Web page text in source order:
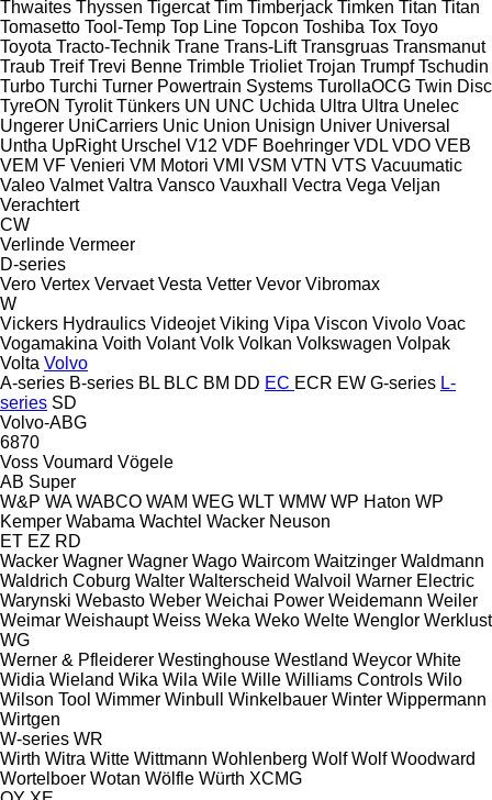
Thwaites Thyssen Tigercat Tim Timberjack Timken Titan Titan
Tomasetto Tool-Temp Top Line Topcon Toshiba Tox Toyo
Toyota Tracto-Technik Trane Trans-Lift Transgruas Transmanut
Traub Treif Trevi Benne Trimble Trioliet Trojan Trumpf Tschudin
Turbo Turchi Turner Powertrain Systems TurollaOCG Twin Disc
TyreON Tyrolit Tünkers UN UNC Uchida Ultra Ultra Unelec
Ungerer UniCarriers Unic Union Unisign Univer Universal
Untha UpRight Urschel V12 VDF Boehringer VDL VDO VEB
VEM VF Venieri VM Motori VMI VSM VTN VTS Vacuumatic
Valeo Valmet Valtra Vansco Vauxhall Vectra Vega Veljan
Verachtert
CW
Verlinde Vermeer
D-series
Vero Vertex Vervaet Vesta Vetter Vevor Vibromax
W
Vickers Hydraulics Videojet Viking Vipa Viscon Vivolo Voac
Vogamakina Voith Volant Volk Volkan Volkswagen Volpak
Volta Volvo
A-series B-series BL BLC BM DD EC ECR EW G-series L-
series SD
Volvo-ABG
6870
Voss Voumard Vögele
AB Super
W&P WA WABCO WAM WEG WLT WMW WP Haton WP
Kemper Wabama Wachtel Wacker Neuson
ET EZ RD
Wacker Wagner Wagner Wago Waircom Waitzinger Waldmann
Waldrich Coburg Walter Walterscheid Walvoil Warner Electric
Warynski Webasto Weber Weichai Power Weidemann Weiler
Weimar Weishaupt Weiss Weka Weko Welte Wenglor Werklust
WG
Werner & Pfleiderer Westinghouse Westland Weycor White
Widia Wieland Wika Wila Wile Wille Williams Controls Wilo
Wilson Tool Wimmer Winbull Winkelbauer Winter Wippermann
Wirtgen
W-series WR
Wirth Witra Witte Wittmann Wohlenberg Wolf Wolf Woodward
Wortelboer Wotan Wölfle Würth XCMG